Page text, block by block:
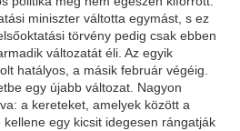
miniszter váltotta egymást, s ez
törvény pedig csak ebben
változatát éli. Az egyik
hatályos, a másik február végéig.
egy újabb változat. Nagyon
a kereteket, amelyek között a
egy kicsit idegesen rángatják